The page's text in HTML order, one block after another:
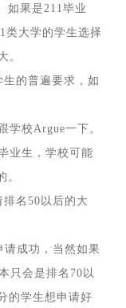
如果是211毕业
类大学的学生选择
。
的普遍要求，如
校Argue一下。
业生，学校可能
。
名50以后的大
成功，当然如果
只会是排名70以
的学生想申请好